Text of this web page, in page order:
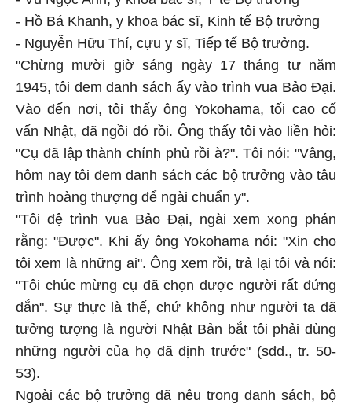
- Hồ Bá Khanh, y khoa bác sĩ, Kinh tế Bộ trưởng
- Nguyễn Hữu Thí, cựu y sĩ, Tiếp tế Bộ trưởng.
"Chừng mười giờ sáng ngày 17 tháng tư năm
1945, tôi đem danh sách ấy vào trình vua Bảo Ðại.
Vào đến nơi, tôi thấy ông Yokohama, tối cao cố
vấn Nhật, đã ngồi đó rồi. Ông thấy tôi vào liền hỏi:
"Cụ đã lập thành chính phủ rồi à?". Tôi nói: "Vâng,
hôm nay tôi đem danh sách các bộ trưởng vào tâu
trình hoàng thượng để ngài chuẩn y".
"Tôi đệ trình vua Bảo Ðại, ngài xem xong phán
rằng: "Ðược". Khi ấy ông Yokohama nói: "Xin cho
tôi xem là những ai". Ông xem rồi, trả lại tôi và nói:
"Tôi chúc mừng cụ đã chọn được người rất đứng
đắn". Sự thực là thế, chứ không như người ta đã
tưởng tượng là người Nhật Bản bắt tôi phải dùng
những người của họ đã định trước" (sđd., tr. 50-
53).
Ngoài các bộ trưởng đã nêu trong danh sách, bộ